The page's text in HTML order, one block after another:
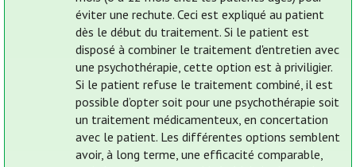
éviter une rechute. Ceci est expliqué au patient
dès le début du traitement. Si le patient est
disposé à combiner le traitement d'entretien avec
une psychothérapie, cette option est à priviligier.
Si le patient refuse le traitement combiné, il est
possible d’opter soit pour une psychothérapie soit
un traitement médicamenteux, en concertation
avec le patient. Les différentes options semblent
avoir, à long terme, une efficacité comparable,